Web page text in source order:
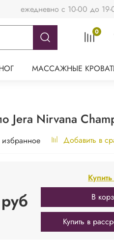
ежедневно с 10-00 до 19-
0
МАССАЖНЫЕ
Jera Nirvana
избранное Добавить в
В
Купить в